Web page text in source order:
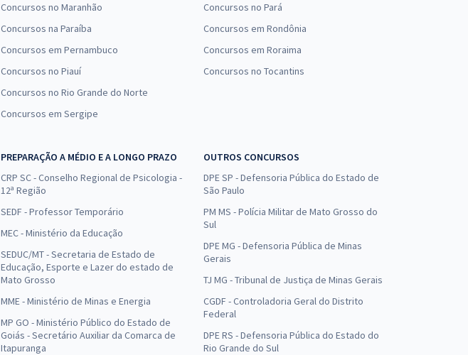
Concursos no Maranhão
Concursos na Paraíba
Concursos em Pernambuco
Concursos no Piauí
Concursos no Rio Grande do Norte
Concursos em Sergipe
Concursos no Pará
Concursos em Rondônia
Concursos em Roraima
Concursos no Tocantins
PREPARAÇÃO A MÉDIO E A LONGO PRAZO
CRP SC - Conselho Regional de Psicologia -
12ª Região
SEDF - Professor Temporário
MEC - Ministério da Educação
SEDUC/MT - Secretaria de Estado de
Educação, Esporte e Lazer do estado de
Mato Grosso
MME - Ministério de Minas e Energia
MP GO - Ministério Público do Estado de
Goiás - Secretário Auxiliar da Comarca de
Itapuranga
OUTROS CONCURSOS
DPE SP - Defensoria Pública do Estado de
São Paulo
PM MS - Polícia Militar de Mato Grosso do
Sul
DPE MG - Defensoria Pública de Minas
Gerais
TJ MG - Tribunal de Justiça de Minas Gerais
CGDF - Controladoria Geral do Distrito
Federal
DPE RS - Defensoria Pública do Estado do
Rio Grande do Sul